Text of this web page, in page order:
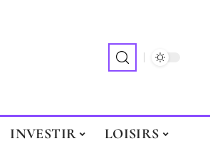
INVESTIR
LOISIRS